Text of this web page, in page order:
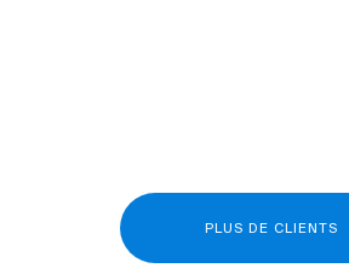
PLUS DE CLIENTS